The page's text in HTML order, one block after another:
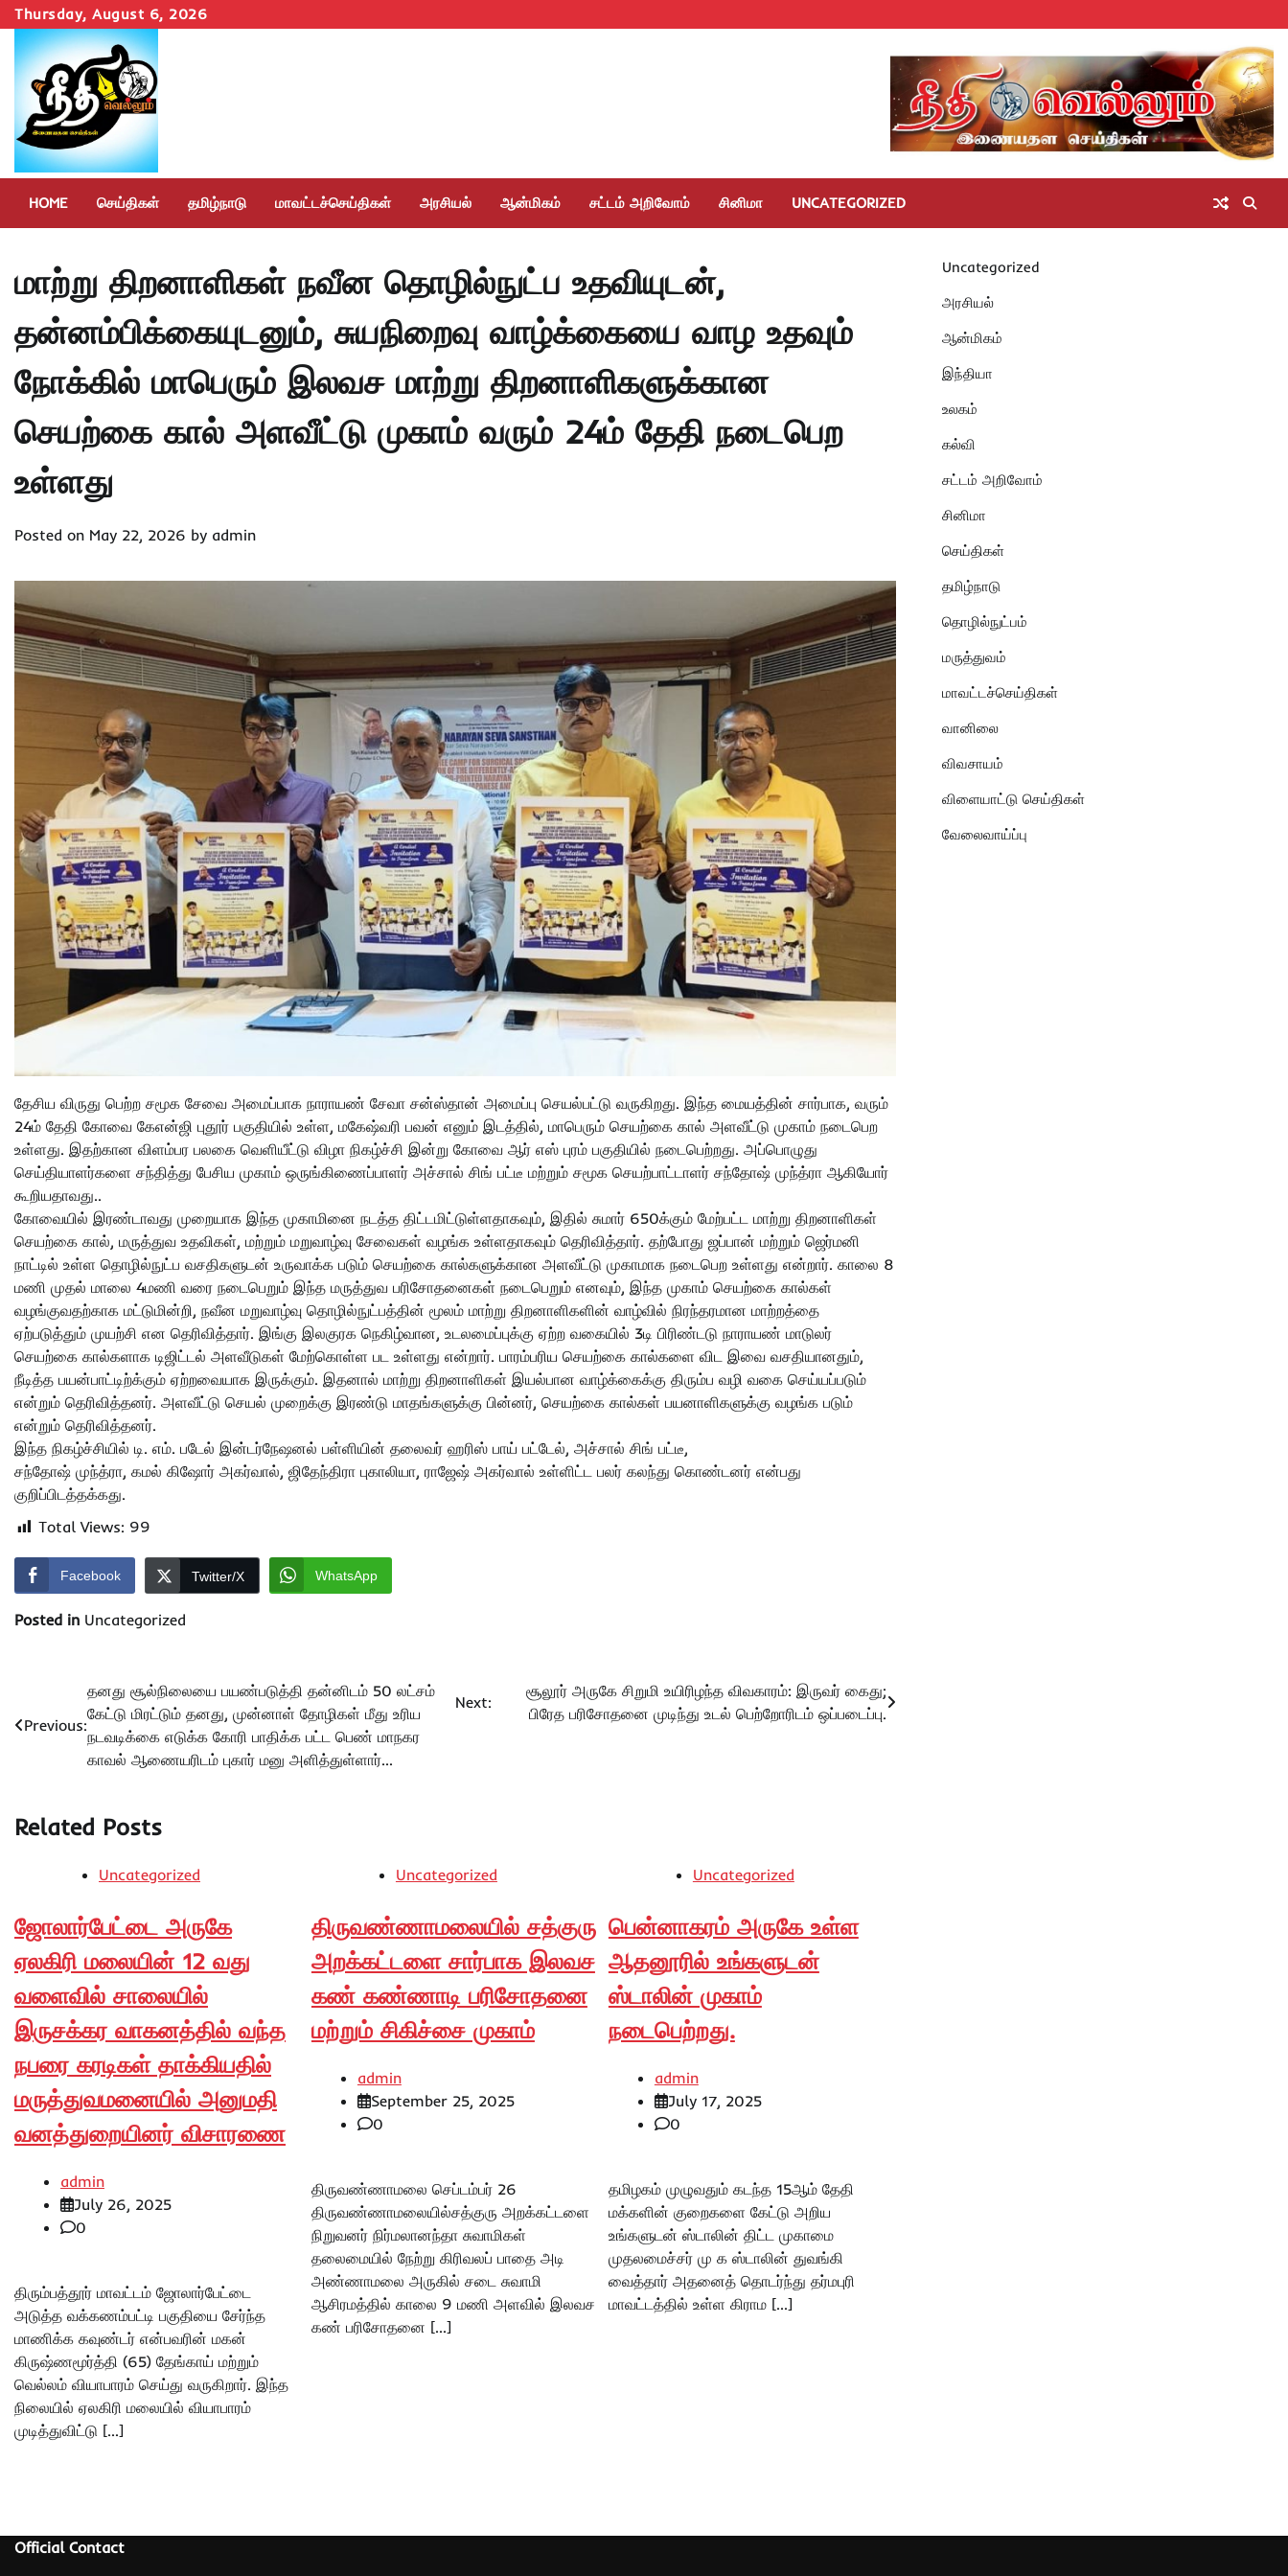
Skip
to
content
Thursday, August 6, 2026
Homeசெய்திகள்
தமிழ்நாடுமாவட்டச்செய்திகள்
அரசியல்ஆன்மிகம்
சட்டம்
அறிவோம்
சினிமா
HOME செய்திகள் தமிழ்நாடு மாவட்டச்செய்திகள் அரசியல் ஆன்மிகம் சட்டம் அறிவோம் சினிமா UNCATEGORIZED
மாற்று திறனாளிகள் நவீன தொழில்நுட்ப உதவியுடன்,
தன்னம்பிக்கையுடனும், சுயநிறைவு வாழ்க்கையை வாழ உதவும்
நோக்கில் மாபெரும் இலவச மாற்று திறனாளிகளுக்கான
செயற்கை கால் அளவீட்டு முகாம் வரும் 24ம் தேதி நடைபெற
உள்ளது
Posted on May 22, 2026 by admin
தேசிய விருது பெற்ற சமூக சேவை அமைப்பாக நாராயண் சேவா சன்ஸ்தான் அமைப்பு செயல்பட்டு வருகிறது. இந்த மையத்தின் சார்பாக, வரும்
24ம் தேதி கோவை கேஎன்ஜி புதூர் பகுதியில் உள்ள, மகேஷ்வரி பவன் எனும் இடத்தில், மாபெரும் செயற்கை கால் அளவீட்டு முகாம் நடைபெற
உள்ளது. இதற்கான விளம்பர பலகை வெளியீட்டு விழா நிகழ்ச்சி இன்று கோவை ஆர் எஸ் புரம் பகுதியில் நடைபெற்றது. அப்பொழுது
செய்தியாளர்களை சந்தித்து பேசிய முகாம் ஒருங்கிணைப்பாளர் அச்சால் சிங் பட்டீ மற்றும் சமூக செயற்பாட்டாளர் சந்தோஷ் முந்த்ரா ஆகியோர்
கூறியதாவது..
கோவையில் இரண்டாவது முறையாக இந்த முகாமினை நடத்த திட்டமிட்டுள்ளதாகவும், இதில் சுமார் 650க்கும் மேற்பட்ட மாற்று திறனாளிகள்
செயற்கை கால், மருத்துவ உதவிகள், மற்றும் மறுவாழ்வு சேவைகள் வழங்க உள்ளதாகவும் தெரிவித்தார். தற்போது ஜப்பான் மற்றும் ஜெர்மனி
நாட்டில் உள்ள தொழில்நுட்ப வசதிகளுடன் உருவாக்க படும் செயற்கை கால்களுக்கான அளவீட்டு முகாமாக நடைபெற உள்ளது என்றார். காலை 8
மணி முதல் மாலை 4மணி வரை நடைபெறும் இந்த மருத்துவ பரிசோதனைகள் நடைபெறும் எனவும், இந்த முகாம் செயற்கை கால்கள்
வழங்குவதற்காக மட்டுமின்றி, நவீன மறுவாழ்வு தொழில்நுட்பத்தின் மூலம் மாற்று திறனாளிகளின் வாழ்வில் நிரந்தரமான மாற்றத்தை
ஏற்படுத்தும் முயற்சி என தெரிவித்தார். இங்கு இலகுரக நெகிழ்வான, உடலமைப்புக்கு ஏற்ற வகையில் 3டி பிரிண்டடு நாராயண் மாடுலர்
செயற்கை கால்களாக டிஜிட்டல் அளவீடுகள் மேற்கொள்ள பட உள்ளது என்றார். பாரம்பரிய செயற்கை கால்களை விட இவை வசதியானதும்,
நீடித்த பயன்பாட்டிற்க்கும் ஏற்றவையாக இருக்கும். இதனால் மாற்று திறனாளிகள் இயல்பான வாழ்க்கைக்கு திரும்ப வழி வகை செய்யப்படும்
என்றும் தெரிவித்தனர். அளவீட்டு செயல் முறைக்கு இரண்டு மாதங்களுக்கு பின்னர், செயற்கை கால்கள் பயனாளிகளுக்கு வழங்க படும்
என்றும் தெரிவித்தனர்.
இந்த நிகழ்ச்சியில் டி. எம். படேல் இன்டர்நேஷனல் பள்ளியின் தலைவர் ஹரிஸ் பாய் பட்டேல், அச்சால் சிங் பட்டீ,
சந்தோஷ் முந்த்ரா, கமல் கிஷோர் அகர்வால், ஜிதேந்திரா புகாலியா, ராஜேஷ் அகர்வால் உள்ளிட்ட பலர் கலந்து கொண்டனர் என்பது
குறிப்பிடத்தக்கது.
Total Views: 99
Facebook Twitter/X WhatsApp
Posted in Uncategorized
navigation
Previous:
தனது சூல்நிலையை பயண்படுத்தி தன்னிடம் 50 லட்சம்
கேட்டு மிரட்டும் தனது, முன்னாள் தோழிகள் மீது உரிய
நடவடிக்கை எடுக்க கோரி பாதிக்க பட்ட பெண் மாநகர
காவல் ஆணையரிடம் புகார் மனு அளித்துள்ளார்…
Next:
சூலூர் அருகே சிறுமி உயிரிழந்த விவகாரம்: இருவர் கைது;
பிரேத பரிசோதனை முடிந்து உடல் பெற்றோரிடம் ஒப்படைப்பு.
Related Posts
Uncategorized
ஜோலார்பேட்டை அருகே
ஏலகிரி மலையின் 12 வது
வளைவில் சாலையில்
இருசக்கர வாகனத்தில் வந்த
நபரை கரடிகள் தாக்கியதில்
மருத்துவமனையில் அனுமதி
வனத்துறையினர் விசாரணை
admin
July 26, 2025
0
திரும்பத்தூர் மாவட்டம் ஜோலார்பேட்டை
அடுத்த வக்கணம்பட்டி பகுதியை சேர்ந்த
மாணிக்க கவுண்டர் என்பவரின் மகன்
கிருஷ்ணமூர்த்தி (65) தேங்காய் மற்றும்
வெல்லம் வியாபாரம் செய்து வருகிறார். இந்த
நிலையில் ஏலகிரி மலையில் வியாபாரம்
முடித்துவிட்டு […]
Uncategorized
திருவண்ணாமலையில் சத்குரு
அறக்கட்டளை சார்பாக இலவச
கண் கண்ணாடி பரிசோதனை
மற்றும் சிகிச்சை முகாம்
admin
September 25, 2025
0
திருவண்ணாமலை செப்டம்பர் 26
திருவண்ணாமலையில்சத்குரு அறக்கட்டளை
நிறுவனர் நிர்மலானந்தா சுவாமிகள்
தலைமையில் நேற்று கிரிவலப் பாதை அடி
அண்ணாமலை அருகில் சடை சுவாமி
ஆசிரமத்தில் காலை 9 மணி அளவில் இலவச
கண் பரிசோதனை […]
Uncategorized
பென்னாகரம் அருகே உள்ள
ஆதனூரில் உங்களுடன்
ஸ்டாலின் முகாம்
நடைபெற்றது.
admin
July 17, 2025
0
தமிழகம் முழுவதும் கடந்த 15ஆம் தேதி
மக்களின் குறைகளை கேட்டு அறிய
உங்களுடன் ஸ்டாலின் திட்ட முகாமை
முதலமைச்சர் மு க ஸ்டாலின் துவங்கி
வைத்தார் அதனைத் தொடர்ந்து தர்மபுரி
மாவட்டத்தில் உள்ள கிராம […]
Uncategorized
அரசியல்
ஆன்மிகம்
இந்தியா
உலகம்
கல்வி
சட்டம் அறிவோம்
சினிமா
செய்திகள்
தமிழ்நாடு
தொழில்நுட்பம்
மருத்துவம்
மாவட்டச்செய்திகள்
வானிலை
விவசாயம்
விளையாட்டு செய்திகள்
வேலைவாய்ப்பு
Official Contact